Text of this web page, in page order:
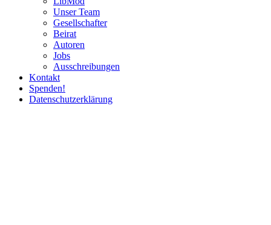
Unser Team
Gesell­schafter
Beirat
Autoren
Jobs
Ausschrei­bungen
Kontakt
Spenden!
Daten­schutz­er­klärung